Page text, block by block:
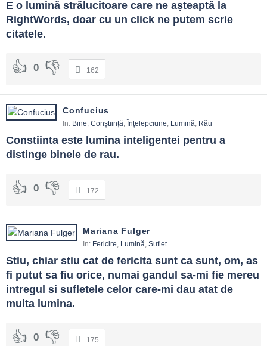
Aprinde o lumină mică zilnic: un gest, un cuvânt bun.
FAQ și reflecții finale
Descrii faptele, pui întrebări sincere, propui o cale și rămâi
Ce fac când eu nu văd clar?
Încetinești, ceri ajutor, formulezi ipoteze și testezi pe scară mică.
E bine să spun tot adevărul imediat?
oameni.
Scrii înainte de a vorbi, tai surplusul și folosești exemple concrete.
Lumina și speranța sunt naive?
Nu, dacă includ realitatea întreagă. Ele curagiază acțiunea, nu o
anulează.
E o lumină strălucitoare care ne așteaptă la
RightWords, doar cu un click ne putem scrie
citatele.
0 162
Confucius
In: Bine, Conștiință, Înțelepciune, Lumină, Rău
Constiinta este lumina inteligentei pentru a
distinge binele de rau.
0 172
Mariana Fulger
In: Fericire, Lumină, Suflet
Stiu, chiar stiu cat de fericita sunt ca sunt, om, as
fi putut sa fiu orice, numai gandul sa-mi fie mereu
intregul si sufletele celor care-mi dau atat de
multa lumina.
0 175